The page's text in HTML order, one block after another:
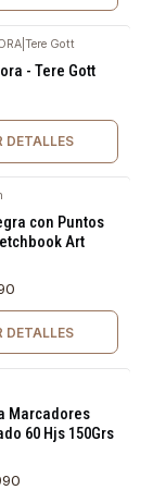
Tere Gott
- Tere Gott
DETALLES
con Puntos
Art
DETALLES
Marcadores
60 Hjs 150Grs